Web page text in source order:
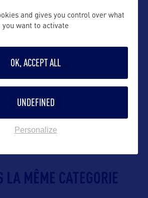
LA MÊME CATEGORIE
and gives you control over what
you want to activate
OK, ACCEPT ALL
UNDEFINED
Personalize